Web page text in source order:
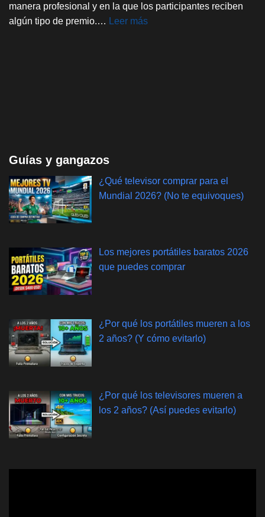
manera profesional y en la que los participantes reciben
algún tipo de premio.… Leer más
Guías y gangazos
¿Qué televisor comprar para el
Mundial 2026? (No te equivoques)
Los mejores portátiles baratos 2026
que puedes comprar
¿Por qué los portátiles mueren a los
2 años? (Y cómo evitarlo)
¿Por qué los televisores mueren a
los 2 años? (Así puedes evitarlo)